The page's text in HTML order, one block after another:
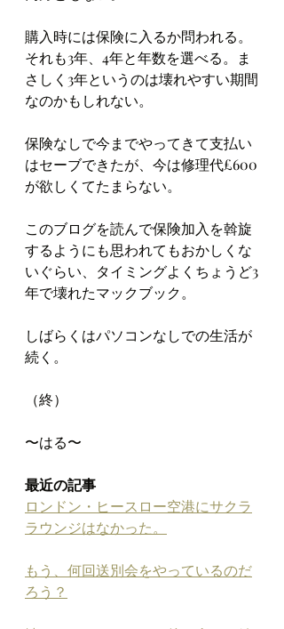
購入時には保険に入るか問われる。
それも3年、4年と年数を選べる。ま
さしく3年というのは壊れやすい期間
なのかもしれない。
保険なしで今までやってきて支払い
はセーブできたが、今は修理代£600
が欲しくてたまらない。
このブログを読んで保険加入を斡旋
するようにも思われてもおかしくな
いぐらい、タイミングよくちょうど3
年で壊れたマックブック。
しばらくはパソコンなしでの生活が
続く。
（終）
〜はる〜
最近の記事
ロンドン・ヒースロー空港にサクラ
ラウンジはなかった。
もう、何回送別会をやっているのだ
ろう？